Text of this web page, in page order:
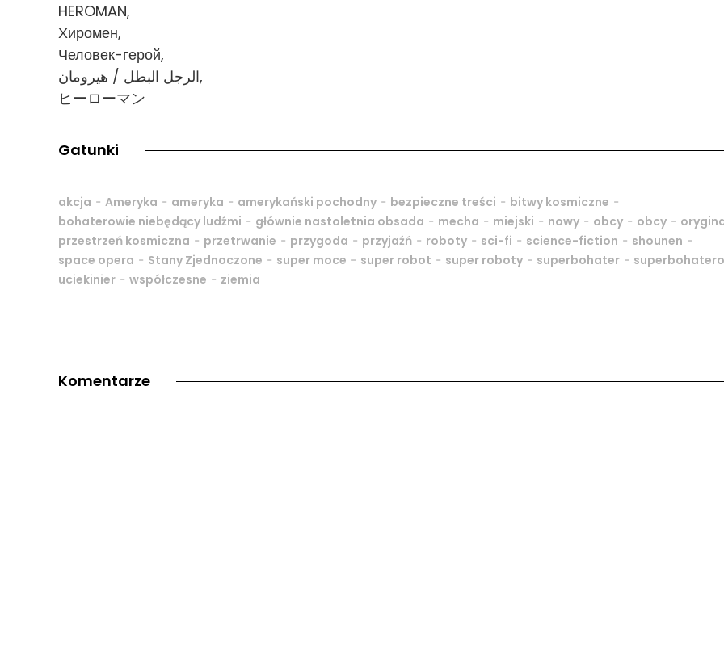
HEROMAN,
Хиромен,
Человек-герой,
الرجل البطل / هيرومان,
ヒーローマン
Gatunki
akcja - Ameryka - ameryka - amerykański pochodny - bezpieczne treści - bitwy kosmiczne -
bohaterowie niebędący ludźmi - głównie nastoletnia obsada - mecha - miejski - nowy - obcy - obcy -
przestrzeń kosmiczna - przetrwanie - przygoda - przyjaźń - roboty - sci-fi - science-fiction - shounen -
space opera - Stany Zjednoczone - super moce - super robot - super roboty - superbohater -
uciekinier - współczesne - ziemia
Komentarze